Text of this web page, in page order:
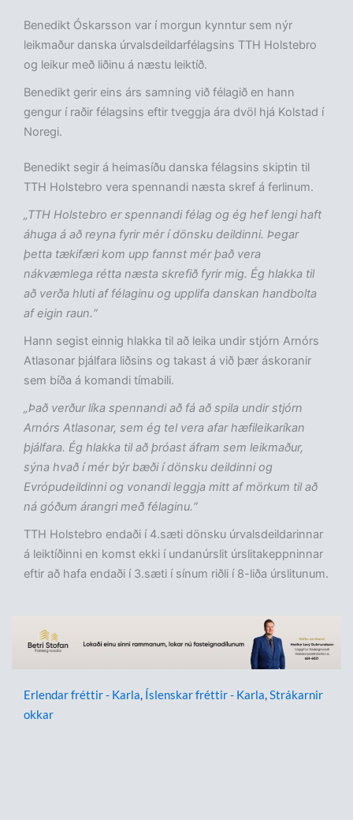
Benedikt Óskarsson var í morgun kynntur sem nýr
leikmaður danska úrvalsdeildarfélagsins TTH Holstebro
og leikur með liðinu á næstu leiktíð.
Benedikt gerir eins árs samning við félagið en hann
gengur í raðir félagsins eftir tveggja ára dvöl hjá Kolstad í
Noregi.
Benedikt segir á heimasíðu danska félagsins skiptin til
TTH Holstebro vera spennandi næsta skref á ferlinum.
„TTH Holstebro er spennandi félag og ég hef lengi haft
áhuga á að reyna fyrir mér í dönsku deildinni. Þegar
þetta tækifæri kom upp fannst mér það vera
nákvæmlega rétta næsta skrefið fyrir mig. Ég hlakka til
að verða hluti af félaginu og upplifa danskan handbolta
af eigin raun.“
Hann segist einnig hlakka til að leika undir stjórn Arnórs
Atlasonar þjálfara liðsins og takast á við þær áskoranir
sem bíða á komandi tímabili.
„Það verður líka spennandi að fá að spila undir stjórn
Arnórs Atlasonar, sem ég tel vera afar hæfileikaríkan
þjálfara. Ég hlakka til að þróast áfram sem leikmaður,
sýna hvað í mér býr bæði í dönsku deildinni og
Evrópudeildinni og vonandi leggja mitt af mörkum til að
ná góðum árangri með félaginu.“
TTH Holstebro endaði í 4.sæti dönsku úrvalsdeildarinnar
á leiktíðinni en komst ekki í undanúrslit úrslitakeppninnar
eftir að hafa endaði í 3.sæti í sínum riðli í 8-liða úrslitunum.
Erlendar fréttir - Karla, Íslenskar fréttir - Karla,Strákarnir
okkar